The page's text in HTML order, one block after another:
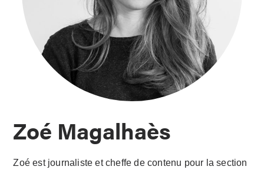
Zoé Magalhaès
Zoé est journaliste et cheffe de contenu pour la section